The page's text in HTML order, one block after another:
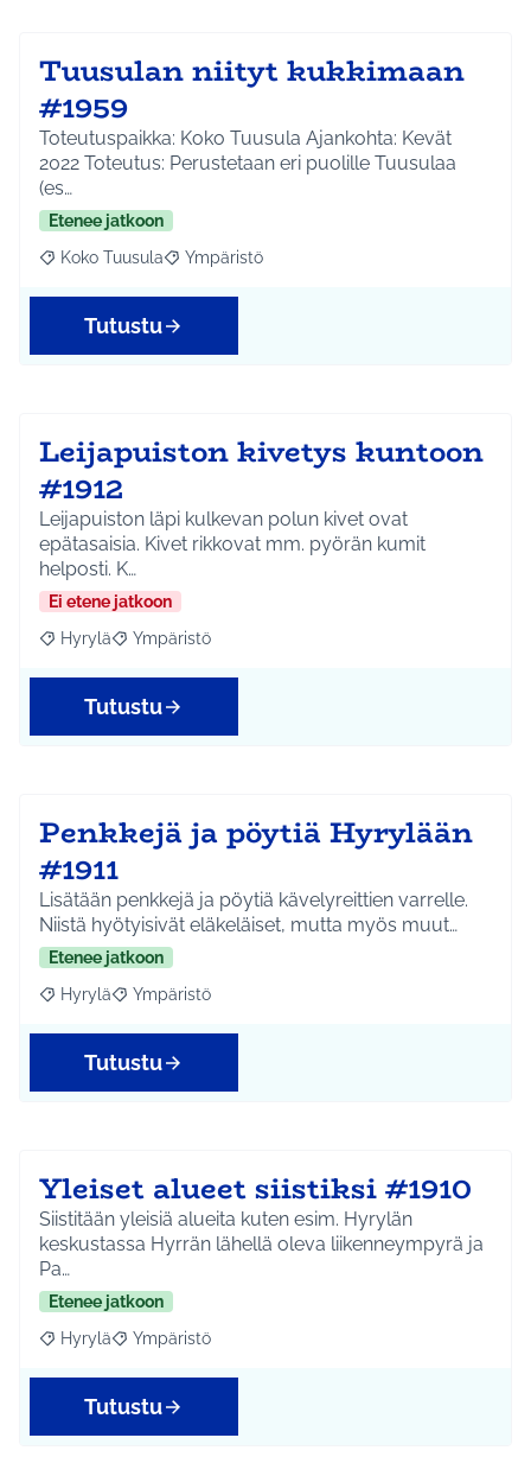
Tuusulan niityt kukkimaan
#1959
Toteutuspaikka: Koko Tuusula Ajankohta: Kevät
2022 Toteutus: Perustetaan eri puolille Tuusulaa
(es…
Etenee jatkoon
Rajaa tulokset aihepiirin mukaan: Koko Tuusula
Koko Tuusula Rajaa tulokset teeman mukaan: Ympäristö
Ympäristö
Tutustu
Leijapuiston kivetys kuntoon
#1912
Leijapuiston läpi kulkevan polun kivet ovat
epätasaisia. Kivet rikkovat mm. pyörän kumit
helposti. K…
Ei etene jatkoon
Rajaa tulokset aihepiirin mukaan: Hyrylä
Hyrylä Rajaa tulokset teeman mukaan: Ympäristö
Ympäristö
Tutustu
Penkkejä ja pöytiä Hyrylään
#1911
Lisätään penkkejä ja pöytiä kävelyreittien varrelle.
Niistä hyötyisivät eläkeläiset, mutta myös muut…
Etenee jatkoon
Rajaa tulokset aihepiirin mukaan: Hyrylä
Hyrylä Rajaa tulokset teeman mukaan: Ympäristö
Ympäristö
Tutustu
Yleiset alueet siistiksi #1910
Siistitään yleisiä alueita kuten esim. Hyrylän
keskustassa Hyrrän lähellä oleva liikenneympyrä ja
Pa…
Etenee jatkoon
Rajaa tulokset aihepiirin mukaan: Hyrylä
Hyrylä Rajaa tulokset teeman mukaan: Ympäristö
Ympäristö
Tutustu